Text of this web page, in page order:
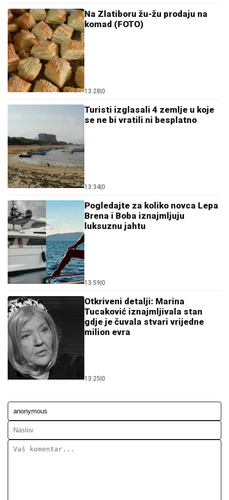
Na Zlatiboru žu-žu prodaju na
komad (FOTO)
13:28 0
Turisti izglasali 4 zemlje u koje
se ne bi vratili ni besplatno
13:34 0
Pogledajte za koliko novca Lepa
Brena i Boba iznajmljuju
luksuznu jahtu
13:59 0
Otkriveni detalji: Marina
Tucaković iznajmljivala stan
gdje je čuvala stvari vrijedne
milion evra
13:25 0